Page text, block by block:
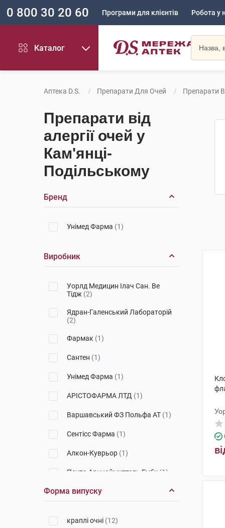
0 800 30 20 60 Програми для клієнтів Робота у
Каталог
Аптека D.S. Препарати Для Очей Препарати
Препарати від
алергії очей у
Кам'янці-
Подільському
Бренд
Унімед Фарма (1)
Виробник
Уорлд Медицин Ілач Сан. Ве
Тідж (2)
Ядран-Галенський Лабораторій
(2)
Фармак (1)
Сантен (1)
Унімед Фарма (1)
АРІСТОФАРМА ЛТД (1)
Варшавський ФЗ Польфа АТ (1)
Сентісс Фарма (1)
Алкон-Куврьор (1)
Пента Арцнаймиттель Гмбх (1)
Форма випуску
краплі очні (12)